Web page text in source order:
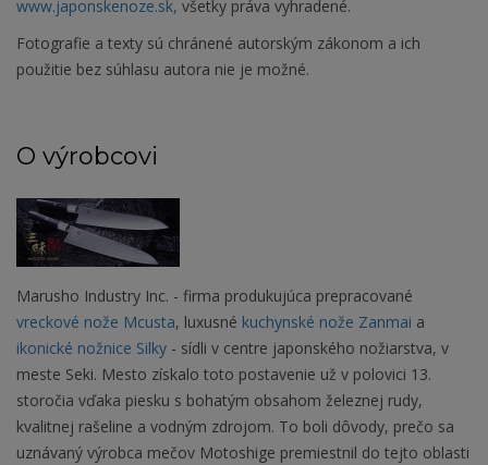
www.japonskenoze.sk, všetky práva vyhradené.
Fotografie a texty sú chránené autorským zákonom a ich
použitie bez súhlasu autora nie je možné.
O výrobcovi
Marusho Industry Inc. - firma produkujúca prepracované
vreckové nože Mcusta, luxusné kuchynské nože Zanmai a
ikonické nožnice Silky - sídli v centre japonského nožiarstva, v
meste Seki. Mesto získalo toto postavenie už v polovici 13.
storočia vďaka piesku s bohatým obsahom železnej rudy,
kvalitnej rašeline a vodným zdrojom. To boli dôvody, prečo sa
uznávaný výrobca mečov Motoshige premiestnil do tejto oblasti